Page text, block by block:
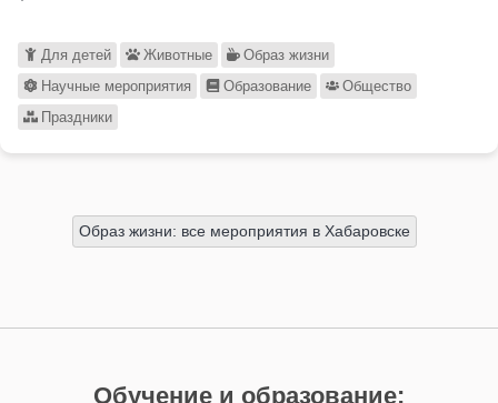
Для детей Животные
Образ жизни
Научные мероприятия
Образование
Общество
Праздники
Образ жизни: все мероприятия в Хабаровске
Обучение и образование: